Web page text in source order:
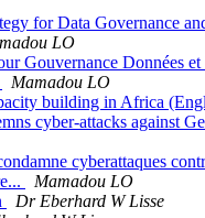
for Data Governance
LO
Données
Mamadou LO
building in Africa
cyber-attacks against
cyberattaques
Mamadou LO
Dr Eberhard W Lisse